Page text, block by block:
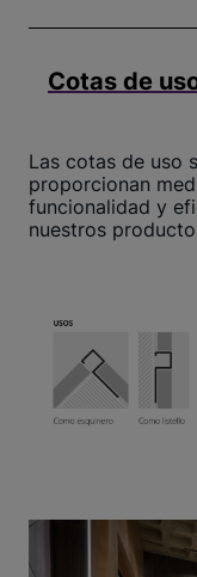
Cotas de
Las cotas de uso
proporcionan
funcionalidad y
nuestros